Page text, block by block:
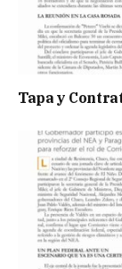
Tapa y